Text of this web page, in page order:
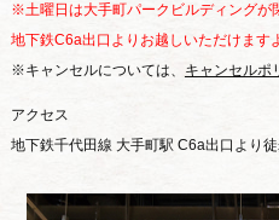
※土曜日は大手町パークビルディングが
地下鉄C6a出口よりお越しいただけます
※キャンセルについては、 キャンセルポ
アクセス
地下鉄千代田線 大手町駅 C6a出口より